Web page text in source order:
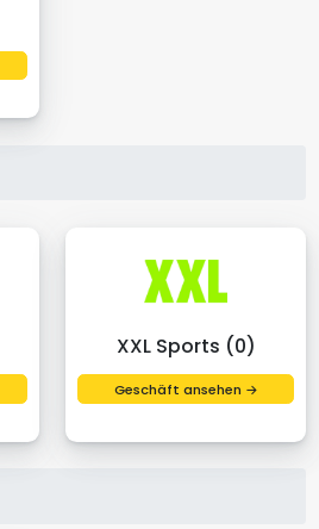
XXL Sports (0)
Geschäft ansehen →